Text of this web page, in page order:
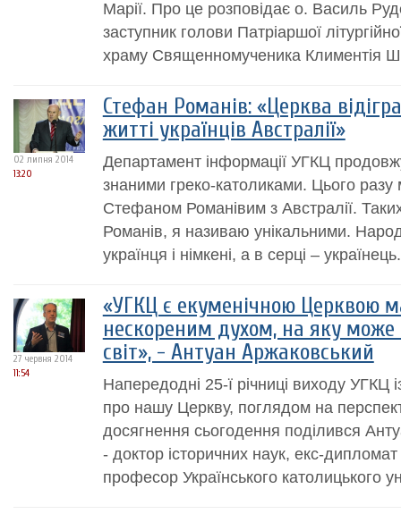
Марії. Про це розповідає о. Василь
заступник голови Патріаршої
храму Священномученика Климентія
02 липня 2014
13:20
Стефан Романів: «Церква
житті українців Австралії»
Департамент інформації УГКЦ
знаними греко-католиками. Цього
Стефаном Романівим з Австралії.
Романів, я називаю унікальними.
українця і німкені, а в серці – українець.
27 червня 2014
11:54
«УГКЦ є екуменічною Церквою
нескореним духом, на яку може
світ», - Антуан Аржаковський
Напередодні 25-ї річниці виходу УГКЦ
про нашу Церкву, поглядом на
досягнення сьогодення поділився
- доктор історичних наук, екс-
професор Українського католицького